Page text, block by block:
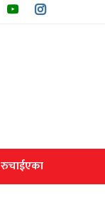
रुचाईएका